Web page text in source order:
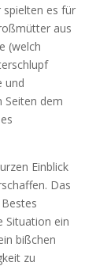
spielten es für
aus
(welch
und
Seiten dem
Einblick
Das
Situation ein
bißchen
zu